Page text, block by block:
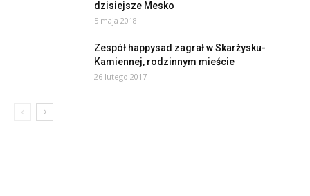
dzisiejsze Mesko
5 maja 2018
Zespół happysad zagrał w Skarżysku-
Kamiennej, rodzinnym mieście
26 lutego 2017